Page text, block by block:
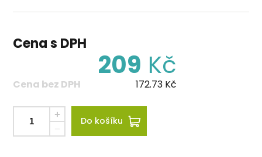
Cena s DPH
209 Kč
Cena bez DPH 172.73 Kč
Do košíku